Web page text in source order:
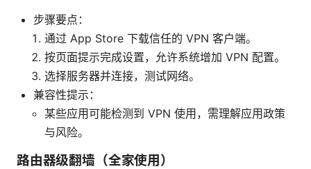
步骤要点：
通过 App Store 下载信任的 VPN 客户端。
按页面提示完成设置，允许系统增加 VPN 配置。
选择服务器并连接，测试网络。
兼容性提示：
某些应用可能检测到 VPN 使用，需理解应用政策
与风险。
路由器级翻墙（全家使用）